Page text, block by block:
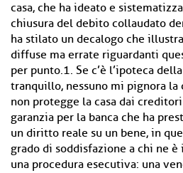
casa, che ha ideato e
chiusura del debito collaudato
ha stilato un decalogo che
diffuse ma errate riguardanti
per punto.1. Se c’è l’ipoteca
tranquillo, nessuno mi pignora la
non protegge la casa dai
garanzia per la banca che ha
un diritto reale su un bene, in
grado di soddisfazione a chi ne è
una procedura esecutiva: una